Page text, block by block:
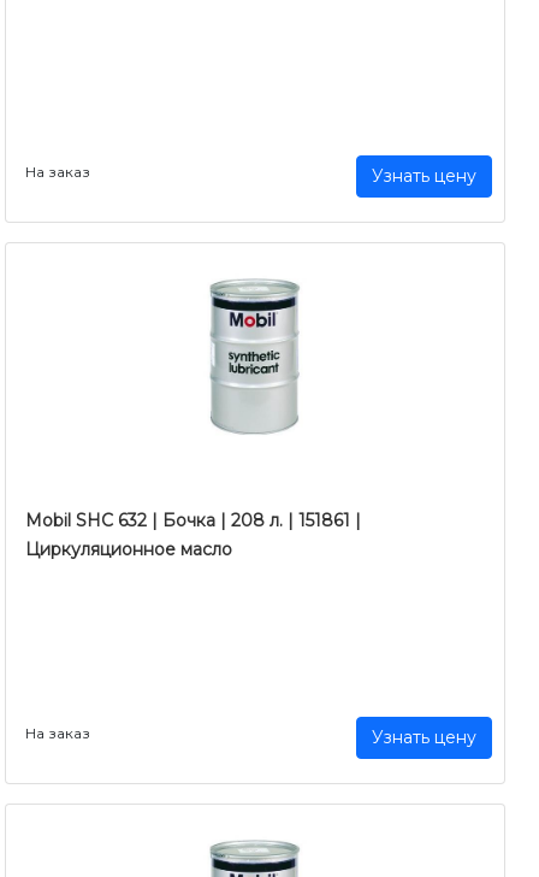
На заказ Узнать цену
Mobil SHC 632 | Бочка | 208 л. | 151861 |
Циркуляционное масло
На заказ Узнать цену